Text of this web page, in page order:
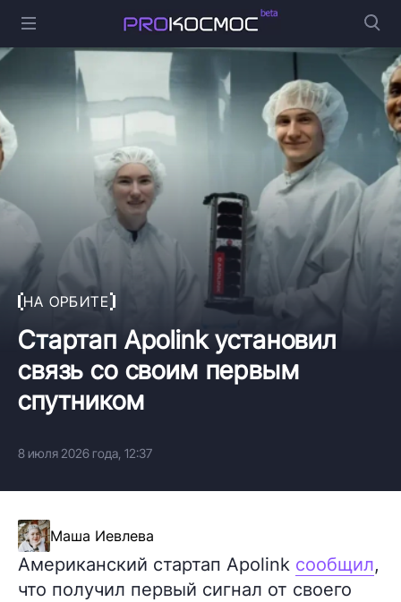
НА ОРБИТЕ
Стартап Apolink установил
связь со своим первым
спутником
8 июля 2026 года, 12:37
Маша Иевлева
Американский стартап Apolink сообщил,
что получил первый сигнал от своего